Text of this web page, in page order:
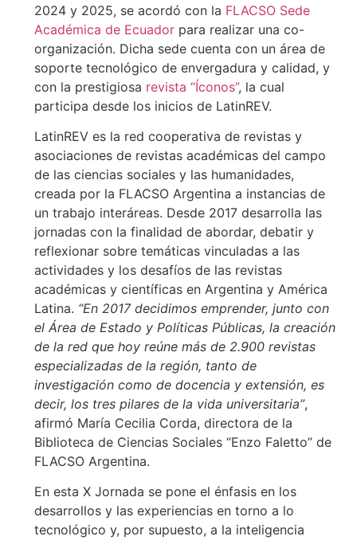
2024 y 2025, se acordó con la FLACSO Sede
Académica de Ecuadorpara realizar una co-
organización. Dicha sede cuenta con un área de
soporte tecnológico de envergadura y calidad, y
con la prestigiosa revista “Íconos”, la cual
participa desde los inicios de LatinREV.
LatinREV es la red cooperativa de revistas y
asociaciones de revistas académicas del campo
de las ciencias sociales y las humanidades,
creada por la FLACSO Argentina a instancias de
un trabajo interáreas. Desde 2017 desarrolla las
jornadas con la finalidad de abordar, debatir y
reflexionar sobre temáticas vinculadas a las
actividades y los desafíos de las revistas
académicas y científicas en Argentina y América
Latina. “En 2017 decidimos emprender, junto con
el Área de Estado y Políticas Públicas, la creación
de la red que hoy reúne más de 2.900 revistas
especializadas de la región, tanto de
investigación como de docencia y extensión, es
decir, los tres pilares de la vida universitaria”,
afirmó María Cecilia Corda, directora de la
Biblioteca de Ciencias Sociales “Enzo Faletto” de
FLACSO Argentina.
En esta X Jornada se pone el énfasis en los
desarrollos y las experiencias en torno a lo
tecnológico y, por supuesto, a la inteligencia